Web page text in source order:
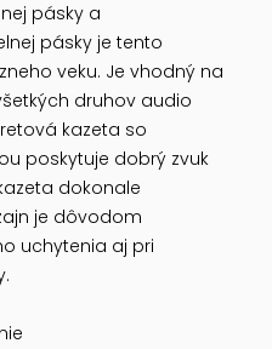
pásky a
pásky je tento
veku. Je vhodný na
druhov audio
kazeta so
poskytuje dobrý zvuk
dokonale
je dôvodom
uchytenia aj pri